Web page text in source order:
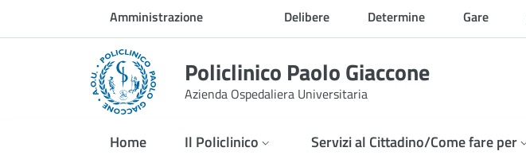
Skip to Main ContentAmministrazione
trasparente
Delibere Determine Gare
Policlinico Paolo Giaccone
Azienda Ospedaliera Universitaria
Home Il Policlinico Servizi al Cittadino/Come fare per